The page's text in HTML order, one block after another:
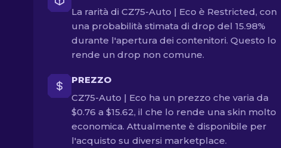
La rarità di CZ75-Auto | Eco è Restricted, con
una probabilità stimata di drop del 15.98%
durante l'apertura dei contenitori. Questo lo
rende un drop non comune.
PREZZO
CZ75-Auto | Eco ha un prezzo che varia da
$0.76 a $15.62, il che lo rende una skin molto
economica. Attualmente è disponibile per
l'acquisto su diversi marketplace.